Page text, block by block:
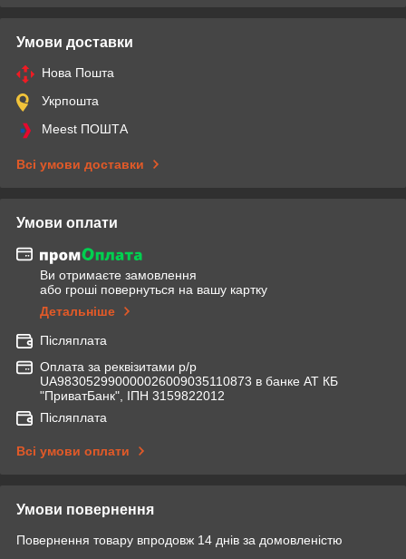
Умови доставки
Нова Пошта
Укрпошта
Meest ПОШТА
Всі умови доставки
Умови оплати
Ви отримаєте замовлення
або гроші повернуться на вашу картку
Детальніше
Післяплата
Оплата за реквізитами р/р
UA983052990000026009035110873 в банке АТ КБ
"ПриватБанк", ІПН 3159822012
Післяплата
Всі умови оплати
Умови повернення
Повернення товару впродовж 14 днів за домовленістю